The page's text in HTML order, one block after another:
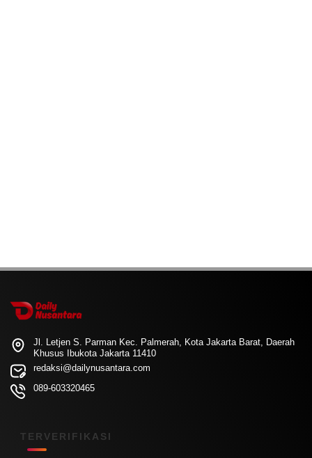
Jl. Letjen S. Parman Kec. Palmerah, Kota Jakarta Barat, Daerah
Khusus Ibukota Jakarta 11410
redaksi@dailynusantara.com
089-603320465
TERVERIFIKASI